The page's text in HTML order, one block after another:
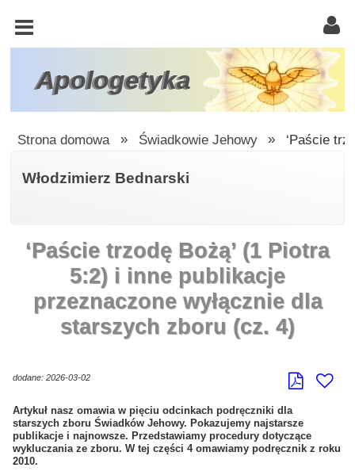
Apologetyka
KOŚCIÓŁ
KATOLICKI
TRÓJCA
ŚWIĘTA
W
OBRONIE
Strona domowa » Świadkowie Jehowy » ‘Paście
Włodzimierz Bednarski
‘Paście trzodę Bożą’ (1 Piotra
5:2) i inne publikacje
przeznaczone wyłącznie dla
starszych zboru (cz. 4)
dodane: 2026-03-02
Artykuł nasz omawia w pięciu odcinkach podręczniki dla
starszych zboru Świadków Jehowy. Pokazujemy najstarsze
publikacje i najnowsze. Przedstawiamy procedury dotyczące
wykluczania ze zboru. W tej części 4 omawiamy podręcznik z roku
2010.